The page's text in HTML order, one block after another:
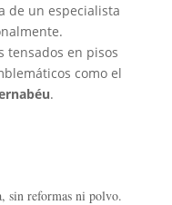
de un especialista
tensados en pisos
como el
.
sin reformas ni polvo.